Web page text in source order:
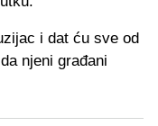
i dat ću sve od
njeni građani